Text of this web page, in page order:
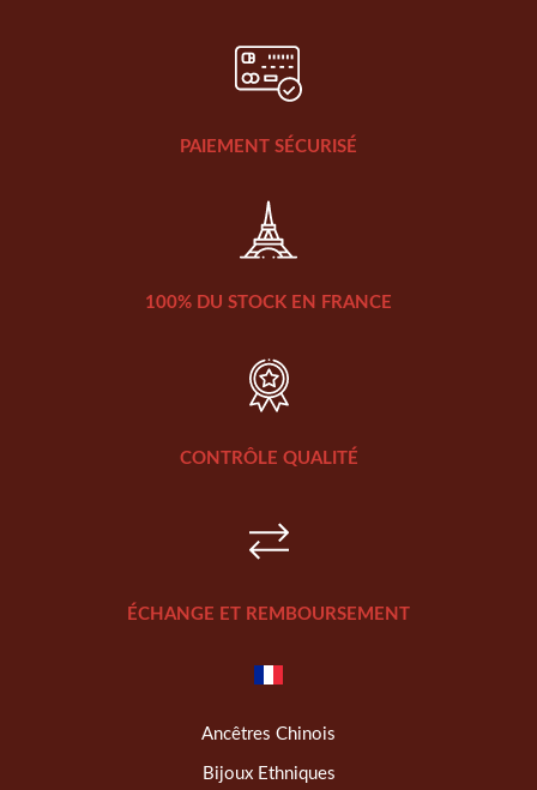
PAIEMENT SÉCURISÉ
100% DU STOCK EN FRANCE
CONTRÔLE QUALITÉ
ÉCHANGE ET REMBOURSEMENT
Ancêtres Chinois
Bijoux Ethniques